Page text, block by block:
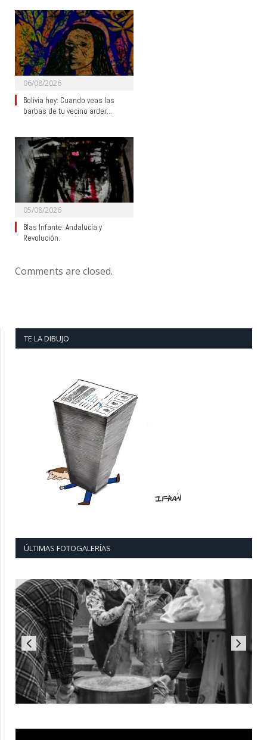
06/08/2026
Bolivia hoy: Cuando veas las
barbas de tu vecino arder…
05/08/2026
Blas Infante: Andalucía y
Revolución.
Comments are closed.
TE LA DIBUJO
ÚLTIMAS FOTOGALERÍAS